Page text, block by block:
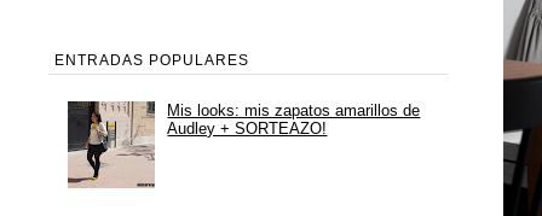
ENTRADAS POPULARES
Mis looks: mis zapatos amarillos de
Audley + SORTEAZO!